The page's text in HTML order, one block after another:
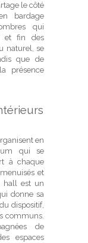
le côté
bardage
qui
et fin des
naturel, se
que de
présence
en
qui se
à chaque
et
hall est un
donne sa
dispositif,
communs.
de
espaces